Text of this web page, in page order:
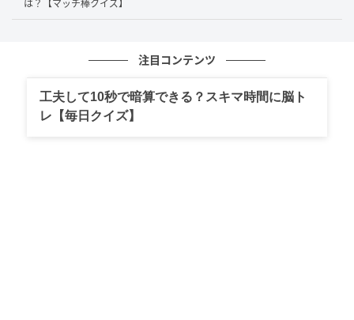
ースに横に置くことで「4」とします。
は？【マッチ棒クイズ】
注目コンテンツ
工夫して10秒で暗算できる？スキマ時間に脳ト
レ【毎日クイズ】